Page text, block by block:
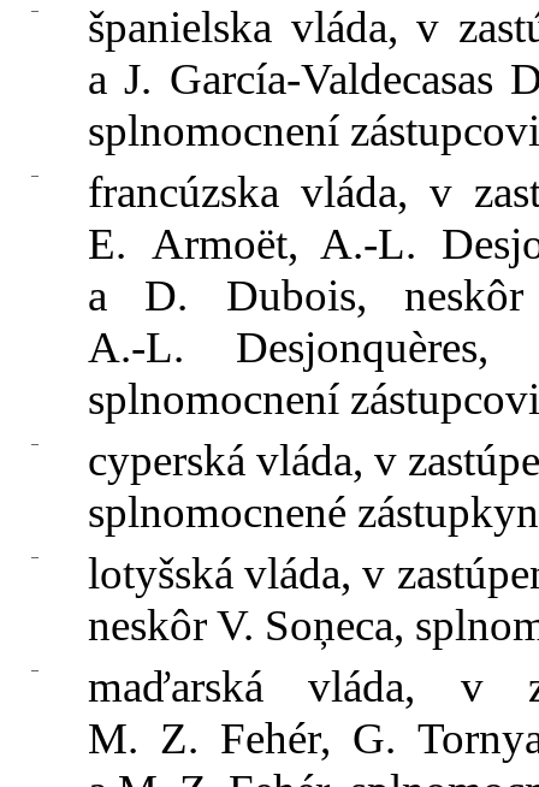
–
španielska vláda, v
a J.
splnomocnení
–
francúzska vláda, v
E. Armoët, A.‑L.
a D. Dubois,
A.‑L.
splnomocnení
–
cyperská vláda, v
splnomocnené
–
lotyšská vláda, v
neskôr V. Soņeca,
–
maďarská vláda, v
M. Z. Fehér, G.